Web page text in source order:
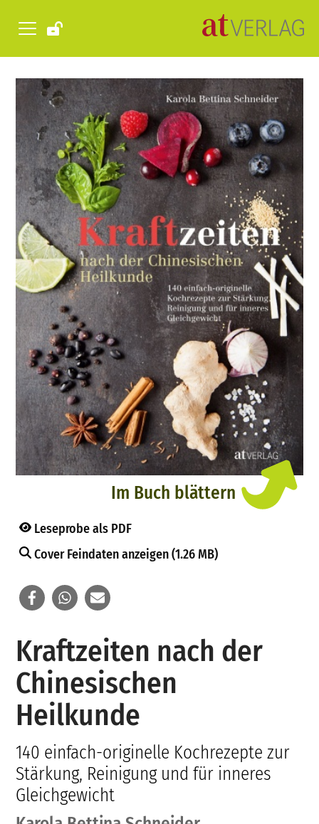
Im Buch blättern
Leseprobe als PDF
Cover Feindaten anzeigen (1.26 MB)
Kraftzeiten nach der
Chinesischen
Heilkunde
140 einfach-originelle Kochrezepte zur
Stärkung, Reinigung und für inneres
Gleichgewicht